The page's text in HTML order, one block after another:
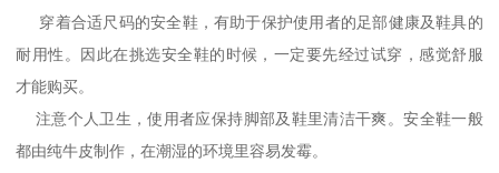
穿着合适尺码的安全鞋，有助于保护使用者的足部健康及鞋具的
耐用性。因此在挑选安全鞋的时候，一定要先经过试穿，感觉舒服
才能购买。
注意个人卫生，使用者应保持脚部及鞋里清洁干爽。安全鞋一般
都由纯牛皮制作，在潮湿的环境里容易发霉。